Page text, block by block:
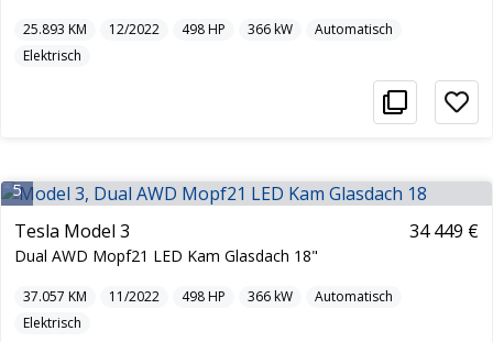
25.893 KM 12/2022 498HP 366kW
Automatisch
Elektrisch
5
Tesla Model 3
Dual AWD Mopf21 LED Kam Glasdach 18"
34 449 €
37.057 KM 11/2022 498HP 366kW
Automatisch
Elektrisch